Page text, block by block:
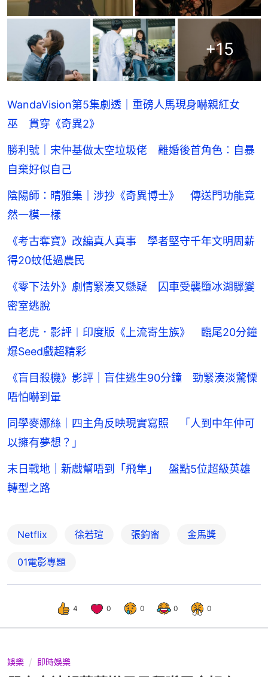
+15
WandaVision第5集劇透｜重磅人馬現身嚇親紅女
巫 貫穿《奇異2》
勝利號｜宋仲基做太空垃圾佬 離婚後首角色︰自暴
自棄好似自己
陰陽師：晴雅集｜涉抄《奇異博士》 傳送門功能竟
然一模一樣
《考古奪寶》改編真人真事 學者堅守千年文明周薪
得20蚊低過農民
《零下法外》劇情緊湊又懸疑 囚車受襲墮冰湖驟變
密室逃脫
白老虎．影評︱印度版《上流寄生族》 臨尾20分鐘
爆Seed戲超精彩
《盲目殺機》影評｜盲住逃生90分鐘 勁緊湊淡驚慄
唔怕嚇到暈
同學麥娜絲｜四主角反映現實寫照 「人到中年仲可
以擁有夢想？」
末日戰地｜新戲幫唔到「飛隼」 盤點5位超級英雄
轉型之路
Netflix 徐若瑄 張鈞甯 金馬獎
01電影專題
4 0 0 0 0
娛樂 即時娛樂